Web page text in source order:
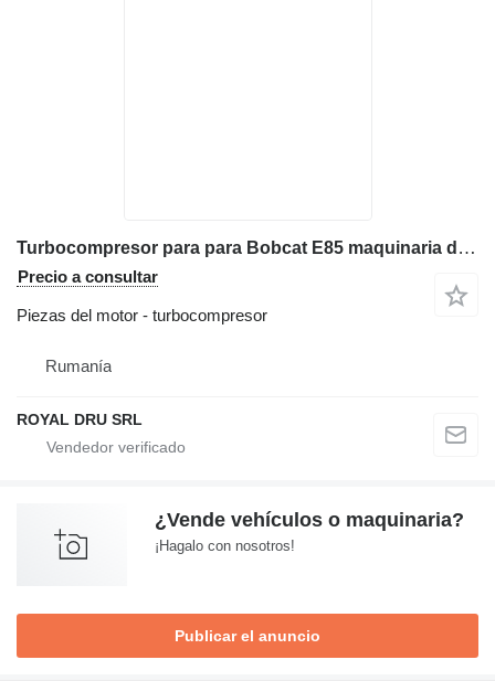
Turbocompresor para para Bobcat E85 maquinaria de construcción
Precio a consultar
Piezas del motor - turbocompresor
Rumanía
ROYAL DRU SRL
¿Vende vehículos o maquinaria?
¡Hagalo con nosotros!
Publicar el anuncio